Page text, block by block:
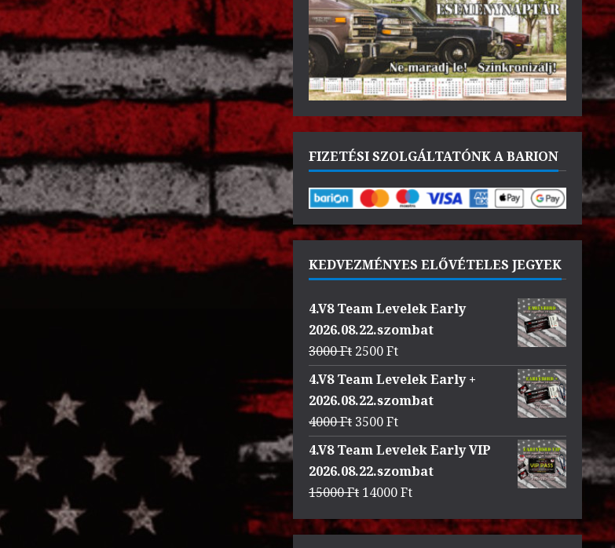
FIZETÉSI SZOLGÁLTATÓNK A BARION
KEDVEZMÉNYES ELŐVÉTELES JEGYEK
4.V8 Team Levelek Early
2026.08.22.szombat
3000Ft Original
price
was:
3000 Ft.
2500FtCurrent
price
4.V8 Team Levelek Early +
2026.08.22.szombat
4000Ft Original
price
was:
4000 Ft.
3500FtCurrent
price
3500 Ft.
4.V8 Team Levelek Early VIP
2026.08.22.szombat
15000Ft Original
was:
14000FtCurrent
is: